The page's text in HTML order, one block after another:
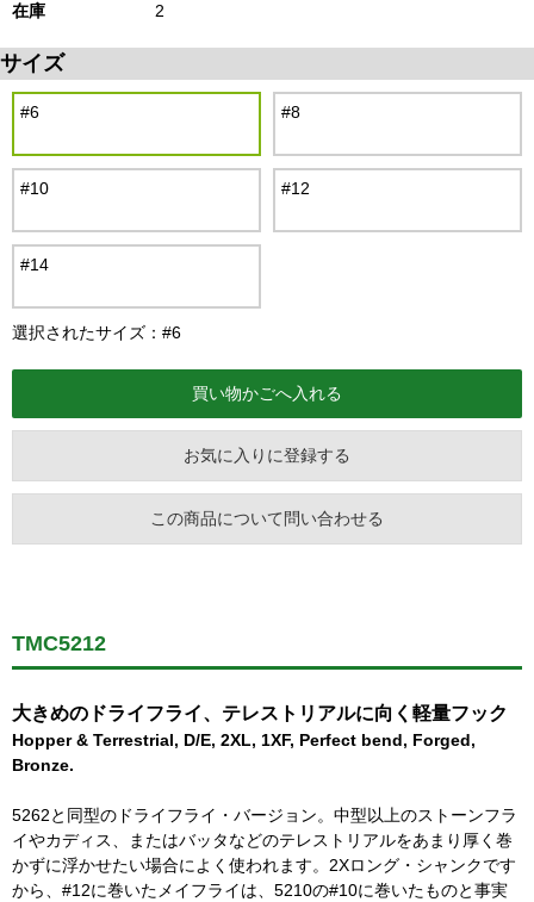
在庫
2
サイズ
#6 #8
#10 #12
#14
選択されたサイズ：#6
お気に入りに登録する
この商品について問い合わせる
TMC5212
大きめのドライフライ、テレストリアルに向く軽量フック
Hopper & Terrestrial, D/E, 2XL, 1XF, Perfect bend, Forged,
Bronze.
5262と同型のドライフライ・バージョン。中型以上のストーンフラ
イやカディス、またはバッタなどのテレストリアルをあまり厚く巻
かずに浮かせたい場合によく使われます。2Xロング・シャンクです
から、#12に巻いたメイフライは、5210の#10に巻いたものと事実